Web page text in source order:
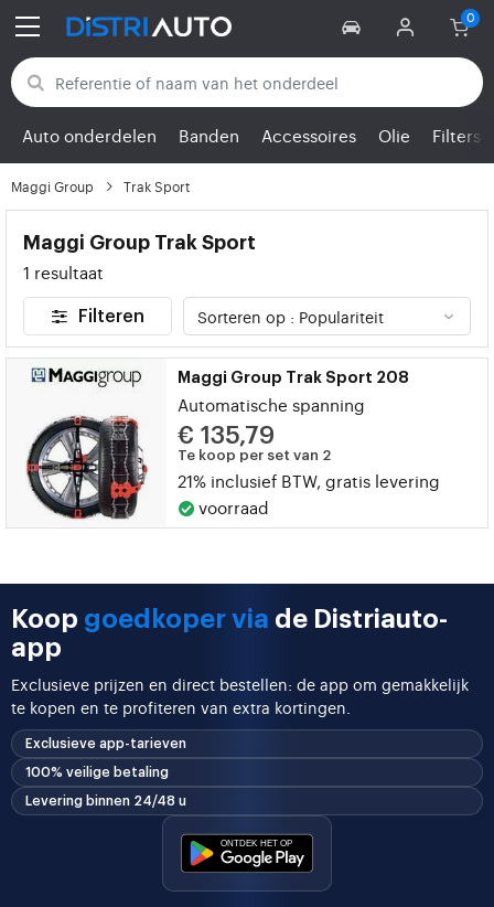
Terug naar categorieën
Auto onderdelen Banden Accessoires Olie Filters
Maggi Group Trak Sport
Maggi Group Trak Sport
1 resultaat
Filteren
Maggi Group Trak Sport 208
Automatische spanning
€ 135,79
Te koop per set van 2
21% inclusief BTW, gratis levering
voorraad
Koop goedkoper via de Distriauto-
app
Exclusieve prijzen en direct bestellen: de app om gemakkelijk
te kopen en te profiteren van extra kortingen.
Exclusieve app-tarieven
100% veilige betaling
Levering binnen 24/48 u